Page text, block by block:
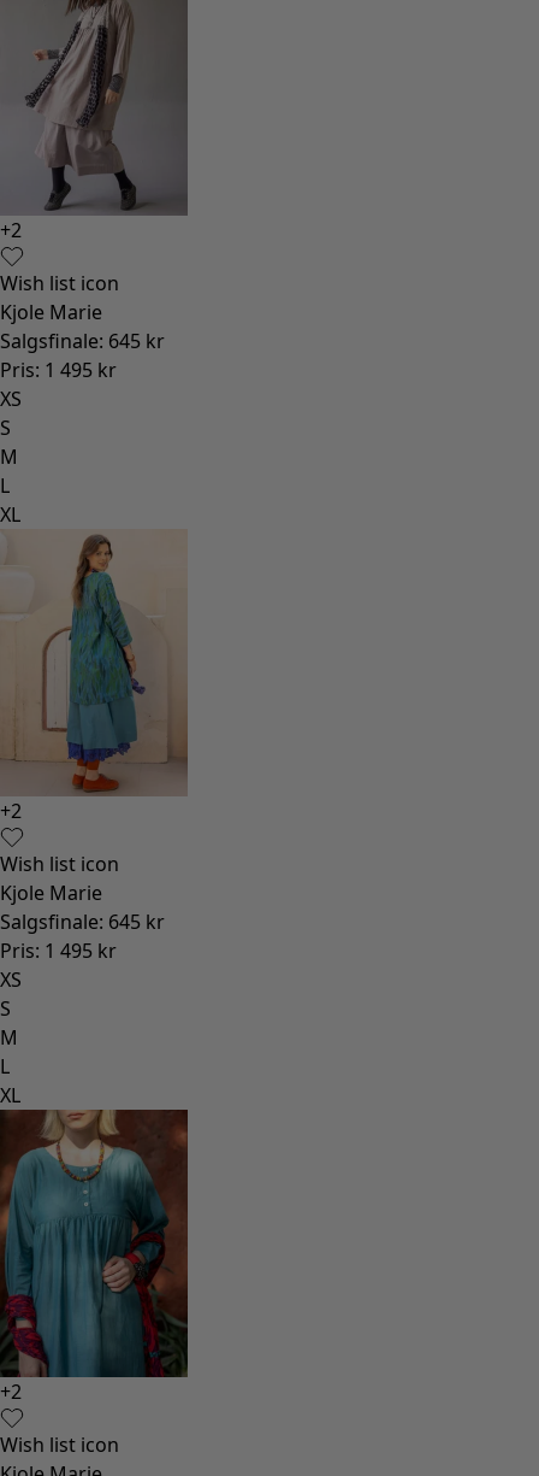
+2
Wish list icon
Kjole Marie
Salgsfinale: 645 kr
Pris: 1 495 kr
XS
S
M
L
XL
+2
Wish list icon
Kjole Marie
Salgsfinale: 645 kr
Pris: 1 495 kr
XS
S
M
L
XL
+2
Wish list icon